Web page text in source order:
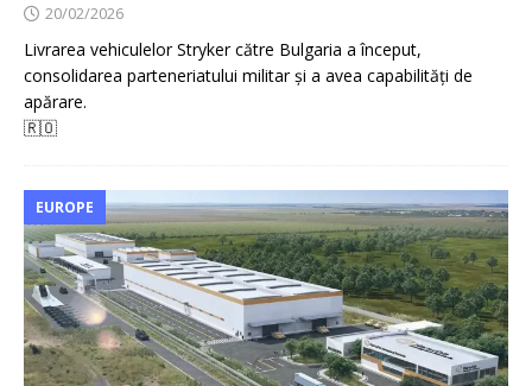
20/02/2026
Livrarea vehiculelor Stryker către Bulgaria a început,
consolidarea parteneriatului militar și a avea capabilități de
apărare.
🇷🇴
EUROPE